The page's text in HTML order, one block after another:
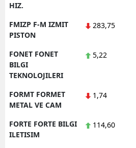
HIZ.
FMIZP F-M IZMIT
PISTON
283,75
FONET FONET
BILGI
TEKNOLOJILERI
5,22
FORMT FORMET
METAL VE CAM
1,74
FORTE FORTE BILGI
ILETISIM
114,60